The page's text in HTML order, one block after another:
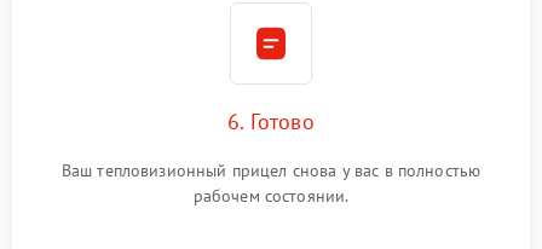
6. Готово
Ваш тепловизионный прицел снова у вас в полностью
рабочем состоянии.